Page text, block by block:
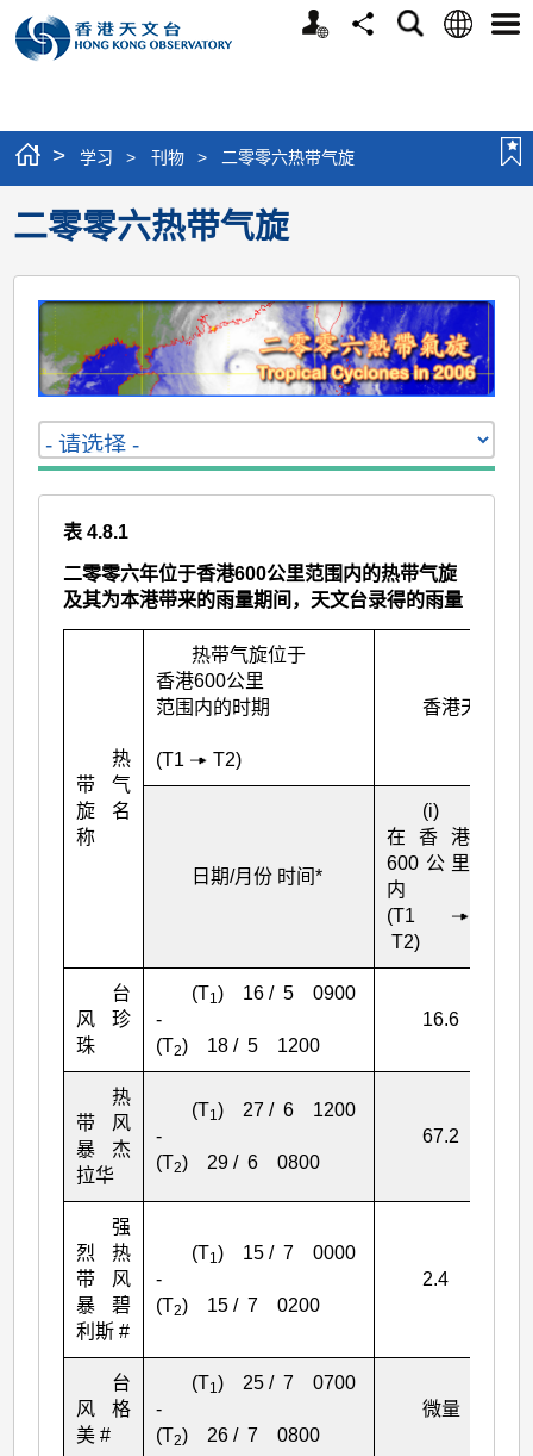
个
分
搜
语
选
> 学习 > 刊物 > 二零零六热带气旋
二零零六热带气旋
表 4.8.1
二零零六年位于香港600公里范围内的热带气旋
及其为本港带来的雨量期间，天文台录得的雨量
热
带气
旋名
称
热带气旋位于
香港600公里
范围内的时期
(T1 T2)
香港天文台
日期/月份 时间*
(i)
在香港
600公里
内
(T1
T2)
台
风珍
珠
(T1 ) 16 / 5 0900
-
(T2) 18 / 5 1200
16.6
热
带风
暴杰
拉华
(T1 ) 27 / 6 1200
-
(T2) 29 / 6 0800
67.2
强
烈热
带风
暴碧
利斯 #
(T1 ) 15 / 7 0000
-
(T2) 15 / 7 0200
2.4
台
风格
美 #
(T1 ) 25 / 7 0700
-
(T2) 26 / 7 0800
微量